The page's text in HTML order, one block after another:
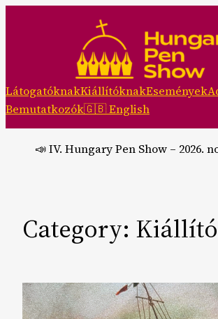
LátogatóknakKiállítóknakEsemények
Bemutatkozók🇬🇧 English
📣 IV. Hungary Pen Show – 2026.
Category: